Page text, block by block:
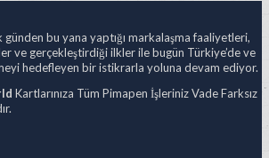
bu yana yaptığı markalaşma faaliyetleri,
ve gerçekleştirdiği ilkler ile bugün Türkiye’de ve
hedefleyen bir istikrarla yoluna devam ediyor.
Kartlarınıza Tüm Pimapen İşleriniz Vade Farksız